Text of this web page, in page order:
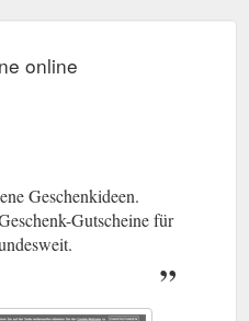
online
Geschenkideen.
Gutscheine für